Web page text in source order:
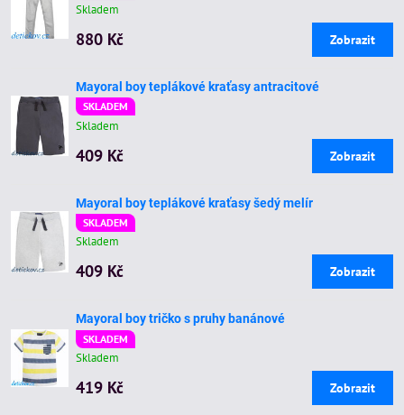
Skladem
880 Kč Zobrazit
Mayoral boy teplákové kraťasy antracitové
SKLADEM
Skladem
409 Kč Zobrazit
Mayoral boy teplákové kraťasy šedý melír
SKLADEM
Skladem
409 Kč Zobrazit
Mayoral boy tričko s pruhy banánové
SKLADEM
Skladem
419 Kč Zobrazit